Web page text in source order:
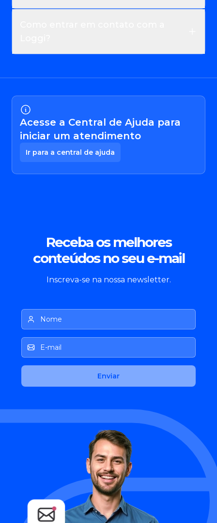
Acesse a Central de Ajuda para
iniciar um atendimento
Ir para a central de ajuda
Receba os melhores
conteúdos no seu e-mail
Inscreva-se na nossa newsletter.
Nome
E-mail
Enviar